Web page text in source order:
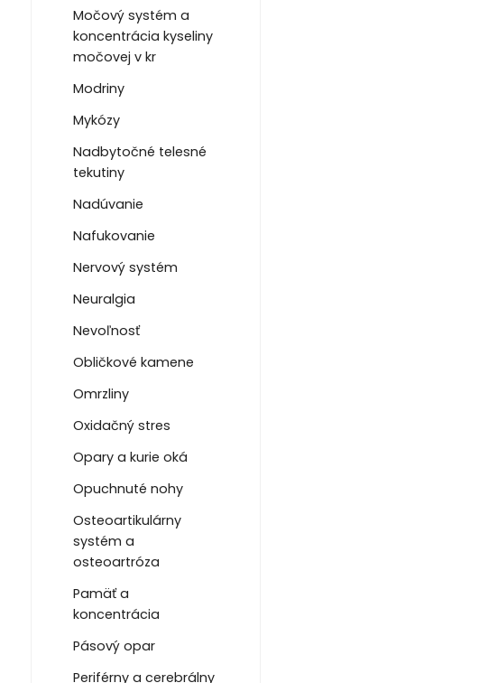
Močový systém a
koncentrácia kyseliny
močovej v kr
Modriny
Mykózy
Nadbytočné telesné
tekutiny
Nadúvanie
Nafukovanie
Nervový systém
Neuralgia
Nevoľnosť
Obličkové kamene
Omrzliny
Oxidačný stres
Opary a kurie oká
Opuchnuté nohy
Osteoartikulárny
systém a
osteoartróza
Pamäť a
koncentrácia
Pásový opar
Periférny a cerebrálny